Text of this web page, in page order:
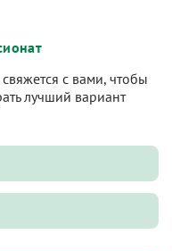
с вами, чтобы
лучший вариант